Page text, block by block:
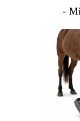
-